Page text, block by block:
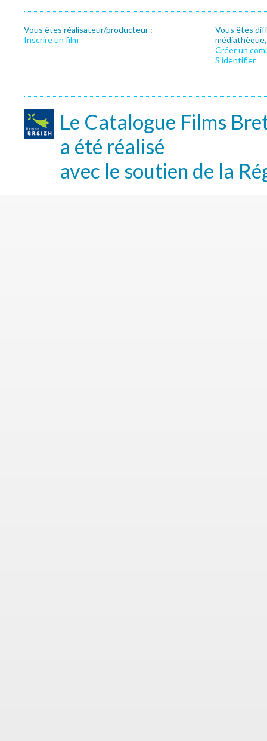
Vous êtes réalisateur/producteur :
Inscrire un film
Vous êtes
Créer un
S’identifier
Le Catalogue Films
a été réalisé
avec le soutien de la